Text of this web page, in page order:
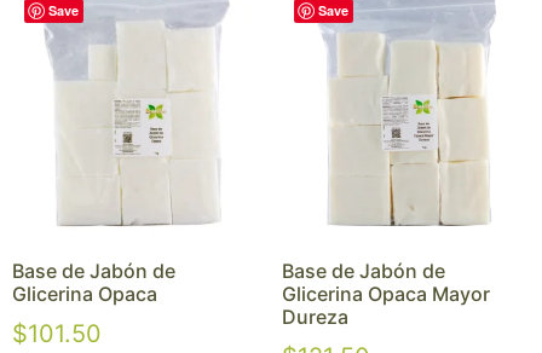
Save
Base de Jabón de
Glicerina Opaca
$101.50
Save
Base de Jabón de
Glicerina Opaca Mayor
Dureza